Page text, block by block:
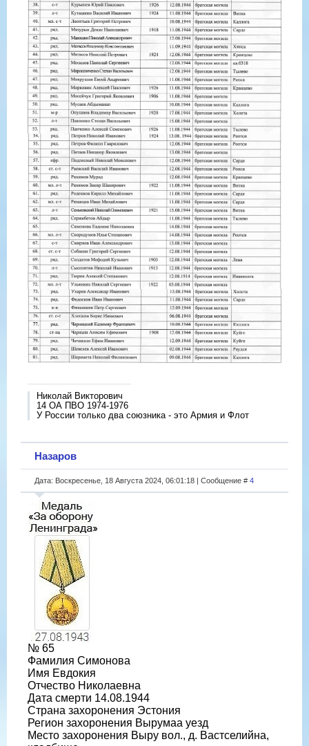
Николай Викторович
14 ОА ПВО 1974-1976
У России только два союзника - это Армия и Флот
Назаров
Дата: Воскресенье, 18 Августа 2024, 06:01:18 | Сообщение # 4
№ 65
Фамилия Симонова
Имя Евдокия
Отчество Николаевна
Дата смерти 14.08.1944
Страна захоронения Эстония
Регион захоронения Вырумаа уезд
Место захоронения Выру вол., д. Вастселийна,